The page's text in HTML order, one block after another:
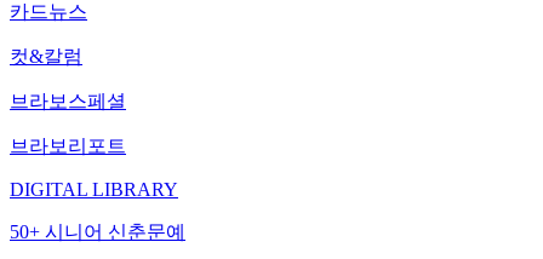
카드뉴스
컷&칼럼
브라보스페셜
브라보리포트
DIGITAL LIBRARY
50+ 시니어 신춘문예